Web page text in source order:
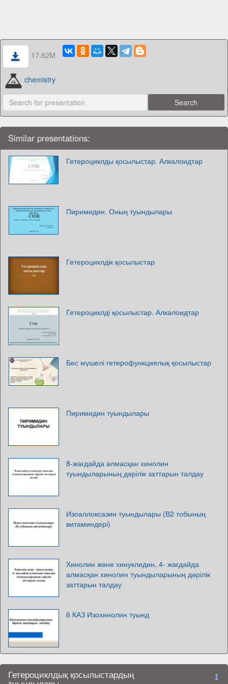
17.82M
chemistry
Similar presentations:
Гетероциклды қосылыстар. Алкалоидтар
Пиримидин. Оның туындылары
Гетероциклдік қосылыстар
Гетероциклді қосылыстар. Алкалоидтар
Бес мүшелі гетерофункциялық қосылыстар
Пиримидин туындылары
8-жағдайда алмасқан хинолин
туындыларының дәрілік заттарын талдау
Изоаллоксазин туындылары (В2 тобының
витаминдері)
Хинолин және хинуклидин, 4- жағдайда
алмасқан хинолин туындыларының дәрілік
заттарын талдау
6 КАЗ Изохинолин туынд
Гетероциклдық қосылыстардың